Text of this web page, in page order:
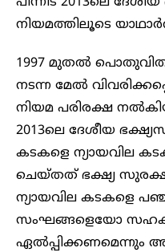
നിയമത്തിലൂടെ
1997 മുതൽ
നടന്ന മേൽ
നിയമ പരിരക്ഷ
2013ലെ ദേശീയ
കടകളെ ന്യായവില
ചെയ്തത് ഭക്ഷ്യ
ന്യായവില കടകളെ
സംഘങ്ങളെയോ
ഏൽപ്പിക്കണമെന്നും